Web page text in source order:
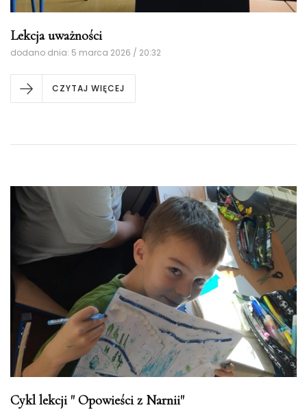
Lekcja uważności
dodano dnia: 5 marca 2026 / 20:32
CZYTAJ WIĘCEJ
Cykl lekcji " Opowieści z Narnii"